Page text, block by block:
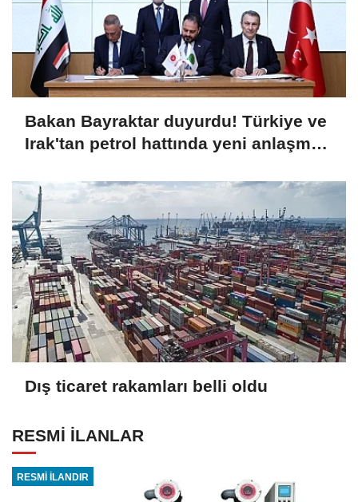
Bakan Bayraktar duyurdu! Türkiye ve
Irak'tan petrol hattında yeni anlaşma
Dış ticaret rakamları belli oldu
RESMİ İLANLAR
RESMİ İLANDIR